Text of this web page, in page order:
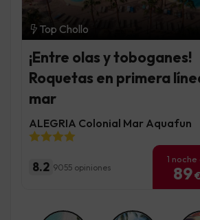
Top Chollo
¡Entre olas y toboganes!
Roquetas en primera
mar
ALEGRIA Colonial Mar Aquafun
8.2 9055 opiniones
1
89